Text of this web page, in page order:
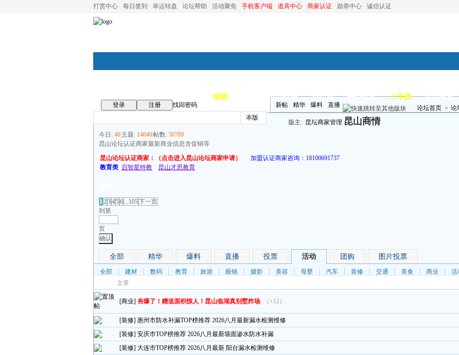
打赏中心 每日签到 幸运转盘 论坛帮助 活动聚焦 手机客户端 道具中心 商家认证 勋章中心 诚信认证
招聘 昆山优选 小红娘 分类信息 二手房 昆山视窗
登录 注册
找回密码
本版
新帖 精华 爆料 直播 论坛首页 > 论
版主: 昆坛商家管理 昆山商情
今日: 40 主题: 14640帖数: 50789
昆山论坛认证商家最新商业信息含促销等
昆山论坛认证商家：（点击进入昆山论坛商家申请）
加盟认证商家咨询： 18100691737
教育类 启智星特教 昆山才思教育
123456 ...105下一页
到第
页
确认
全部 精华 爆料 直播 投票 活动 团购 图片投票
全部 建材 数码 教育 旅游 眼镜 摄影 美容 母婴 汽车 装修 交通 美食 商业
活
文章
[商业] 夯爆了！赠送面积惊人！昆山临湖真别墅炸场 （+12）
[装修] 惠州市防水补漏TOP榜推荐 2026八月最新漏水检测维修
[装修] 安庆市TOP榜推荐 2026八月最新墙面渗水防水补漏
[装修] 大连市TOP榜推荐 2026八月最新 阳台漏水检测维修